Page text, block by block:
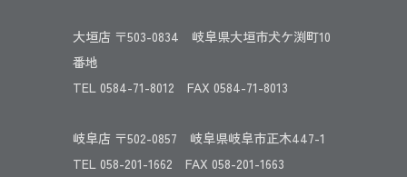
大垣店 〒503-0834 岐阜県大垣市犬ケ渕町10
番地
TEL 0584-71-8012 FAX 0584-71-8013
岐阜店 〒502-0857 岐阜県岐阜市正木447-1
TEL 058-201-1662 FAX 058-201-1663